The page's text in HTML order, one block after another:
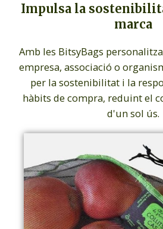
Impulsa la
marca
Amb les BitsyBags
empresa, associació o
per la sostenibilitat i la
hàbits de compra, reduint el
d'un sol ús.